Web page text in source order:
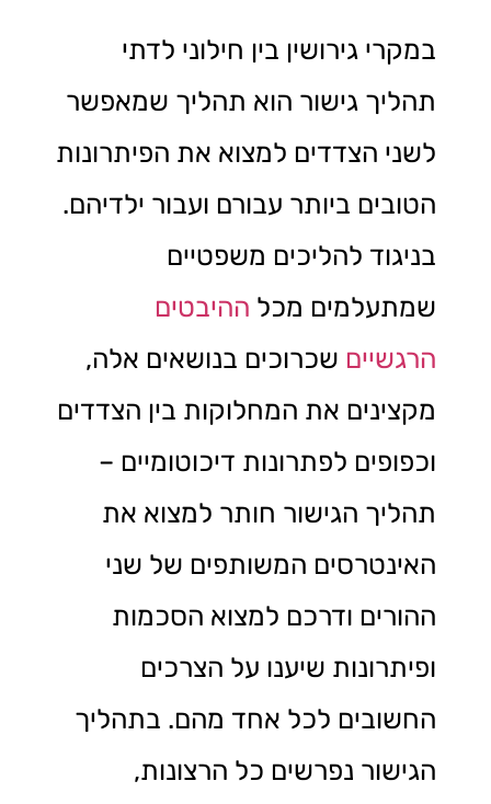
במקרי גירושין בין חילוני לדתי
תהליך גישור הוא תהליך שמאפשר
לשני הצדדים למצוא את הפיתרונות
הטובים ביותר עבורם ועבור ילדיהם.
בניגוד להליכים משפטיים
שמתעלמים מכל ההיבטים
הרגשיים שכרוכים בנושאים אלה,
מקצינים את המחלוקות בין הצדדים
וכפופים לפתרונות דיכוטומיים –
תהליך הגישור חותר למצוא את
האינטרסים המשותפים של שני
ההורים ודרכם למצוא הסכמות
ופיתרונות שיענו על הצרכים
החשובים לכל אחד מהם. בתהליך
הגישור נפרשים כל הרצונות,